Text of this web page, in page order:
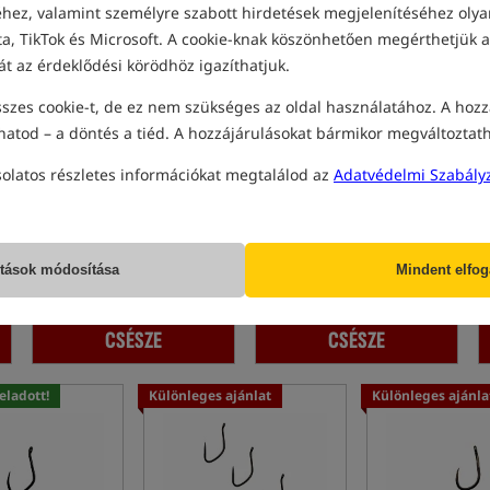
valamint személyre szabott hirdetések megjelenítéséhez
TikTok és Microsoft. A cookie-knak köszönhetően megérthetjük
az érdeklődési körödhöz igazíthatjuk.
cookie-t, de ez nem szükséges az oldal használatához. A
– a döntés a tiéd. A hozzájárulásokat bármikor
részletes információkat megtalálod az Adatvédelmi
módosítása Mindent
GURU MWG Hook Barbed
760HUF
Kategória ár:
előtt: 883 / -14%
CSÉSZE
GURU Super MWG Hook
Barbed
930HUF
/ -15%
előtt: 1052 / -12%
CSÉSZE
Különleges ajánlat Különleges